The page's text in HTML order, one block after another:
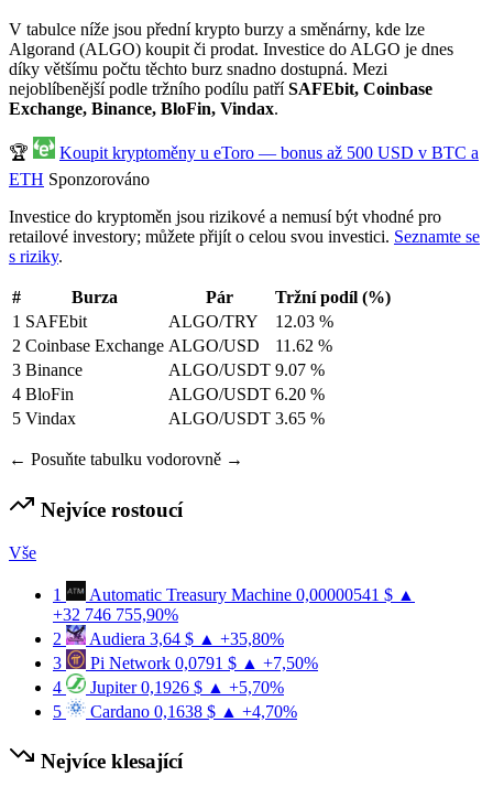
V tabulce níže jsou přední krypto burzy a směnárny, kde lze
Algorand (ALGO) koupit či prodat. Investice do ALGO je dnes
díky většímu počtu těchto burz snadno dostupná. Mezi
nejoblíbenější podle tržního podílu patříSAFEbit, Coinbase
Exchange, Binance, BloFin, Vindax.
🏆
Koupit kryptoměny u eToro — bonus až 500 USD v BTC a
ETH Sponzorováno
Investice do kryptoměn jsou rizikové a nemusí být vhodné pro
retailové investory; můžete přijít o celou svou investici. Seznamte se
s riziky.
# Burza Pár
Tržní podíl (%)
1 SAFEbit ALGO/TRY
12.03 %
2 Coinbase Exchange ALGO/USD
11.62 %
3 Binance ALGO/USDT 9.07 %
4 BloFin ALGO/USDT 6.20 %
5 Vindax ALGO/USDT 3.65 %
← Posuňte tabulku vodorovně →
Nejvíce rostoucí
Vše
1 Automatic Treasury Machine 0,00000541 $ ▲
+32 746 755,90%
2
Audiera 3,64 $ ▲ +35,80%
3
Pi Network 0,0791 $ ▲ +7,50%
4
Jupiter 0,1926 $ ▲ +5,70%
5
Cardano 0,1638 $ ▲ +4,70%
Nejvíce klesající